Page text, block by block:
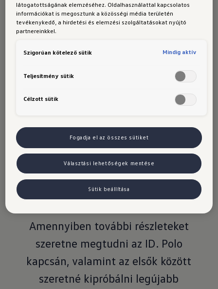
gombok a kormányon és a klíma
vezérléséhez, nagy kijelzők egyszerű
menüszerkezettel
Kényelem:
Kellemesen halk utazás tágas
csomagtérben
Az olyan modern
asszisztensek, mint a Connected Travel
felszereltségtől függően opcionálisan
érhetők el
ID. Polo már 8 990 000
Ft-tól – regisztráció
Amennyiben további részleteket
szeretne megtudni az ID. Polo
kapcsán, valamint az elsők között
szeretné kipróbálni legújabb
látogatottságának elemzéséhez. Oldalhasználattal kapcsolatos
információkat is megosztunk a közösségi média területén
tevékenykedő, a hirdetési és elemzési szolgáltatásokat nyújtó
partnereinkkel.
Szigorúan kötelező sütik Mindig aktív
Teljesítmény sütik
Célzott sütik
Fogadja el az összes sütiket
Választási lehetőségek mentése
Sütik beállítása